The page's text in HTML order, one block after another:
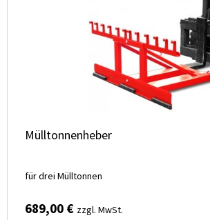
Mülltonnenheber
für drei Mülltonnen
689,00 € zzgl. MwSt.